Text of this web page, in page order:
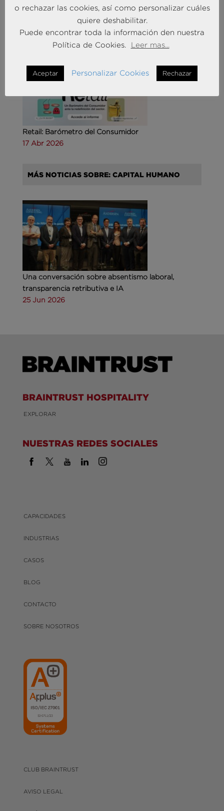
MÁS NOTICIAS SOBRE: CUSTOMER
EXPERIENCE
Retail: Barómetro del Consumidor
17 Abr 2026
MÁS NOTICIAS SOBRE: CAPITAL HUMANO
Una conversación sobre absentismo laboral,
transparencia retributiva e IA
25 Jun 2026
BRAINTRUST HOSPITALITY
EXPLORAR
NUESTRAS REDES SOCIALES
CAPACIDADES
INDUSTRIAS
CASOS
BLOG
CONTACTO
SOBRE NOSOTROS
CLUB BRAINTRUST
AVISO LEGAL
o rechazar las cookies, así como personalizar cuáles
quiere deshabilitar.
Puede encontrar toda la información den nuestra
Política de Cookies.
Leer mas...
Aceptar Personalizar Cookies Rechazar